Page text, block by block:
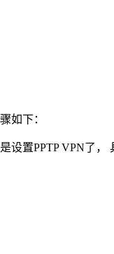
如下：
置PPTP VPN了，